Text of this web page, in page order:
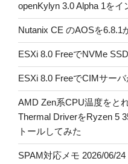
openKylyn 3.0 Alpha 1をイ
Nutanix CE のAOSを6.8.1
ESXi 8.0 FreeでNVMe
ESXi 8.0 FreeでCIMサー
AMD Zen系CPU温度をと
Thermal DriverをRyzen 5
トールしてみた
SPAM対応メモ 2026/06/24